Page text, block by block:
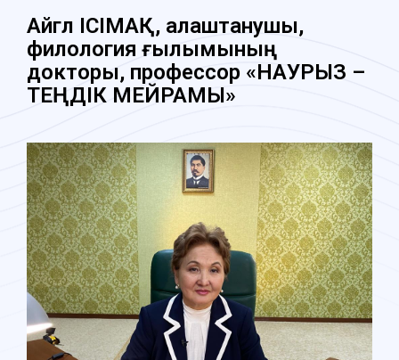
Айгүл ІСІМАҚ, алаштанушы,
филология ғылымының
докторы, профессор «НАУРЫЗ –
ТЕҢДІК МЕЙРАМЫ»